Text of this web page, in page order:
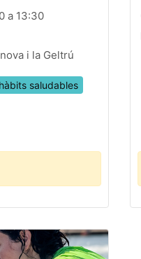
a 13:30
i la Geltrú
saludables